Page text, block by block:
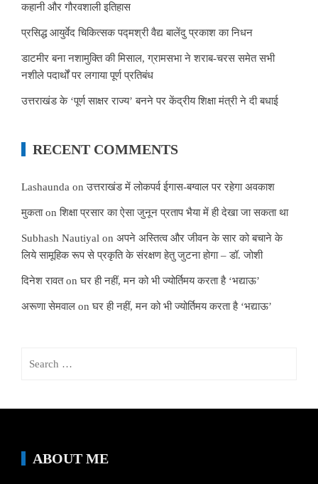
कहानी और गौरवशाली इतिहास
प्रसिद्ध आयुर्वेद चिकित्सक पद्मश्री वैद्य बालेंदु प्रकाश का निधन
डाटमीर बना नशामुक्ति की मिसाल, ग्रामसभा ने शराब-चरस समेत सभी
नशीले पदार्थों पर लगाया पूर्ण प्रतिबंध
उत्तराखंड के ‘पूर्ण साक्षर राज्य’ बनने पर केंद्रीय शिक्षा मंत्री ने दी बधाई
RECENT COMMENTS
Lashaunda onउत्तराखंड में लोकपर्व ईगास-बग्वाल पर रहेगा अवकाश
मुकताonशिक्षा प्रसार का ऐसा जुनून प्रताप भैया में ही देखा जा सकता था
Subhash Nautiyal on अपने अस्तित्व और जीवन के सार को बचाने के
लिये सामूहिक रूप से प्रकृति के संरक्षण हेतु जुटना होगा – डॉ. जोशी
दिनेश रावतonघर ही नहीं, मन को भी ज्योर्तिमय करता है ‘भद्याऊ’
अरूणा सेमवाल onघर ही नहीं, मन को भी ज्योर्तिमय करता है ‘भद्याऊ’
ABOUT ME